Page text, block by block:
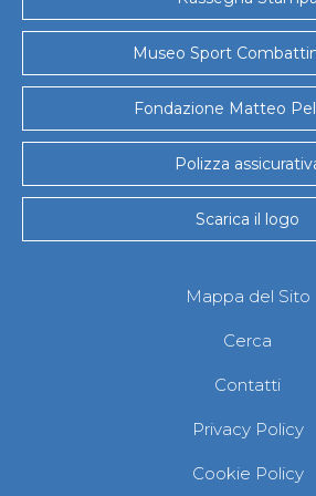
Albi Federali
Arbitri
La disciplina
News
Gare e
Attività
Karate
La disciplina
News
Attività Didattica
Albi Federali
Arti marziali
Ju Jitsu
Capoeira
Grappling
BJJ
Pancrazio/
Museo Sport
Fondazione Matteo
Polizza
Scarica il logo
Mappa del Sito
Cerca
Contatti
Privacy Policy
Cookie Policy